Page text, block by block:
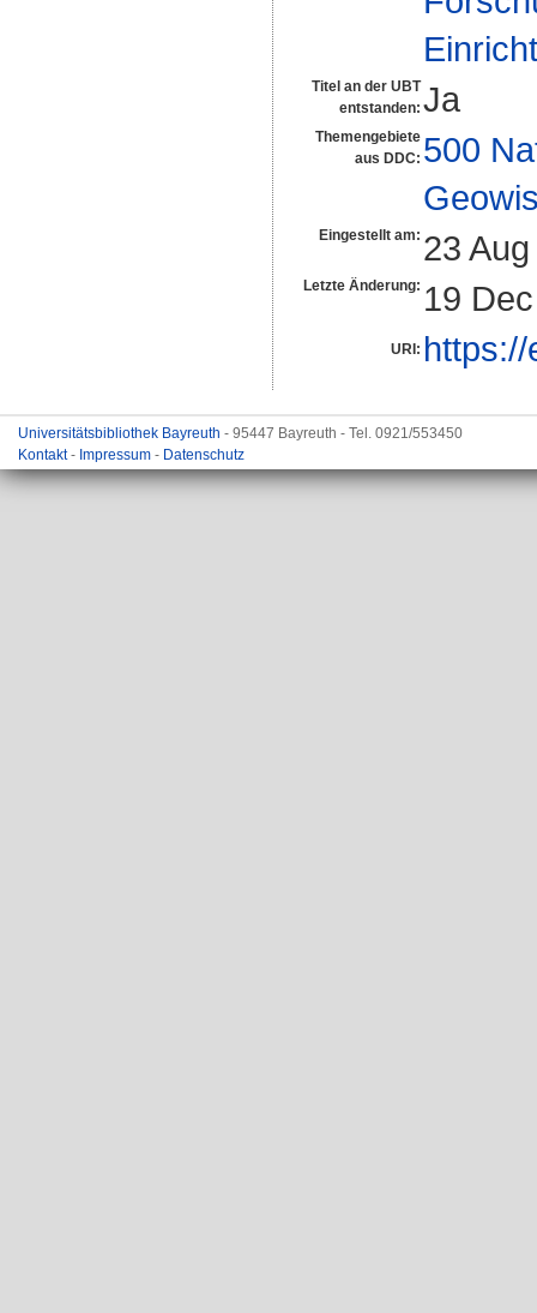
Titel an der UBT
entstanden: Ja
Themengebiete
aus DDC: 500
Eingestellt am: 23
Letzte Änderung: 19
URI:
Universitätsbibliothek Bayreuth - 95447 Bayreuth - Tel. 0921/553450
Kontakt- Impressum - Datenschutz